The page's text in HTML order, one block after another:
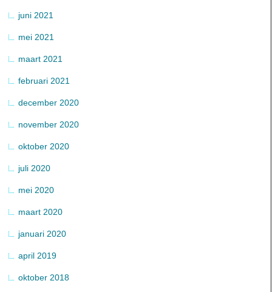
juni 2021
mei 2021
maart 2021
februari 2021
december 2020
november 2020
oktober 2020
juli 2020
mei 2020
maart 2020
januari 2020
april 2019
oktober 2018